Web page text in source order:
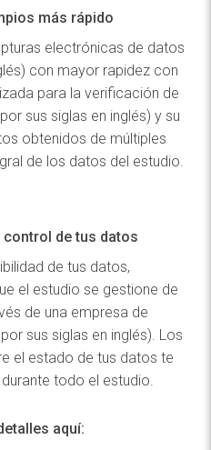
más rápido
electrónicas de datos
con mayor rapidez con
para la verificación de
sus siglas en inglés) y su
obtenidos de múltiples
de los datos del estudio.
de tus datos
de tus datos,
el estudio se gestione de
de una empresa de
sus siglas en inglés). Los
el estado de tus datos te
todo el estudio.
aquí: